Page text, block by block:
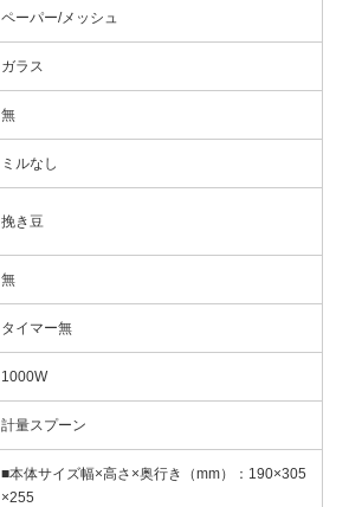
ペーパー/メッシュ
ガラス
無
ミルなし
挽き豆
無
タイマー無
1000W
計量スプーン
■本体サイズ幅×高さ×奥行き（mm）：190×305
×255